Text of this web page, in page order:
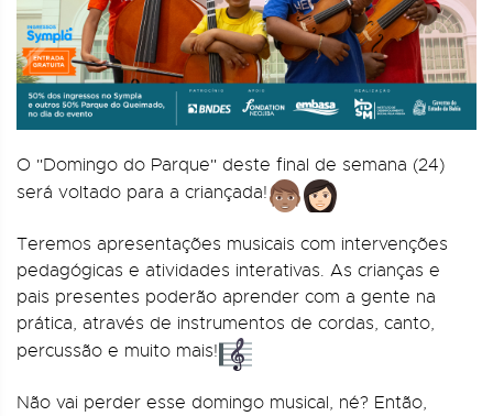
O "Domingo do Parque" deste final de semana (24)
será voltado para a criançada!
Teremos apresentações musicais com intervenções
pedagógicas e atividades interativas. As crianças e
pais presentes poderão aprender com a gente na
prática, através de instrumentos de cordas, canto,
percussão e muito mais!
Não vai perder esse domingo musical, né? Então,